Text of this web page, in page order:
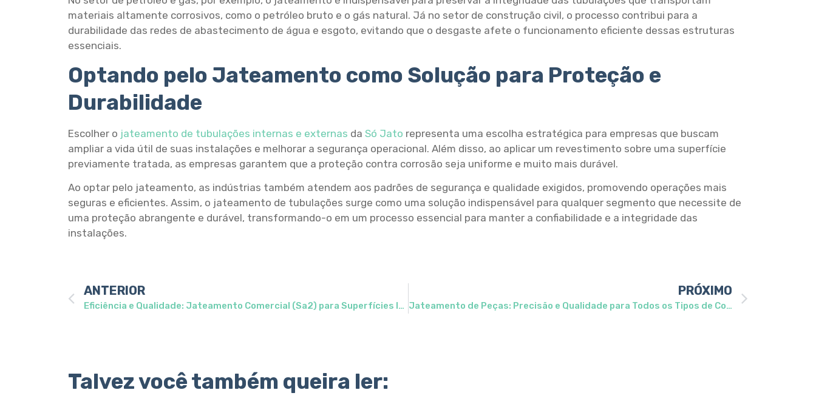
materiais altamente corrosivos, como o petróleo bruto e o gás natural. Já no setor de construção civil, o processo contribui para a
durabilidade das redes de abastecimento de água e esgoto, evitando que o desgaste afete o funcionamento eficiente dessas estruturas
essenciais.
Optando pelo Jateamento como Solução para Proteção e
Durabilidade
Escolher o jateamento de tubulações internas e externas da Só Jato representa uma escolha estratégica para empresas que buscam
ampliar a vida útil de suas instalações e melhorar a segurança operacional. Além disso, ao aplicar um revestimento sobre uma superfície
previamente tratada, as empresas garantem que a proteção contra corrosão seja uniforme e muito mais durável.
Ao optar pelo jateamento, as indústrias também atendem aos padrões de segurança e qualidade exigidos, promovendo operações mais
seguras e eficientes. Assim, o jateamento de tubulações surge como uma solução indispensável para qualquer segmento que necessite de
uma proteção abrangente e durável, transformando-o em um processo essencial para manter a confiabilidade e a integridade das
instalações.
ANTERIOR
Eficiência e Qualidade: Jateamento Comercial (Sa2) para Superfícies Impecáveis
PRÓXIMO
Jateamento de Peças: Precisão e Qualidade para Todos os Tipos de Componentes
Talvez você também queira ler: